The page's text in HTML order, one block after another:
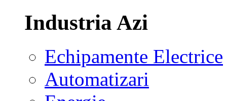
Industria Azi
Echipamente Electrice
Automatizari